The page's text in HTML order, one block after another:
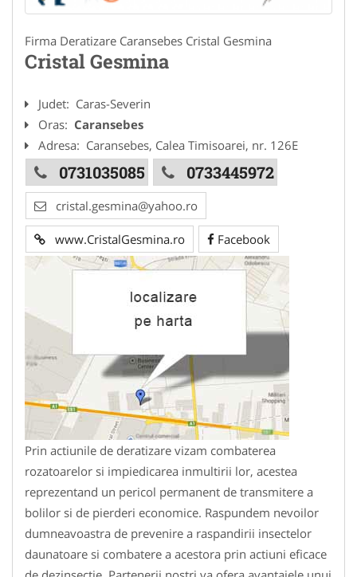
Firma Deratizare Caransebes Cristal Gesmina
Cristal Gesmina
Judet: Caras-Severin
Oras: Caransebes
Adresa: Caransebes, Calea Timisoarei, nr. 126E
0731035085 0733445972
cristal.gesmina@yahoo.ro
www.CristalGesmina.ro Facebook
Prin actiunile de deratizare vizam combaterea
rozatoarelor si impiedicarea inmultirii lor, acestea
reprezentand un pericol permanent de transmitere a
bolilor si de pierderi economice. Raspundem nevoilor
dumneavoastra de prevenire a raspandirii insectelor
daunatoare si combatere a acestora prin actiuni eficace